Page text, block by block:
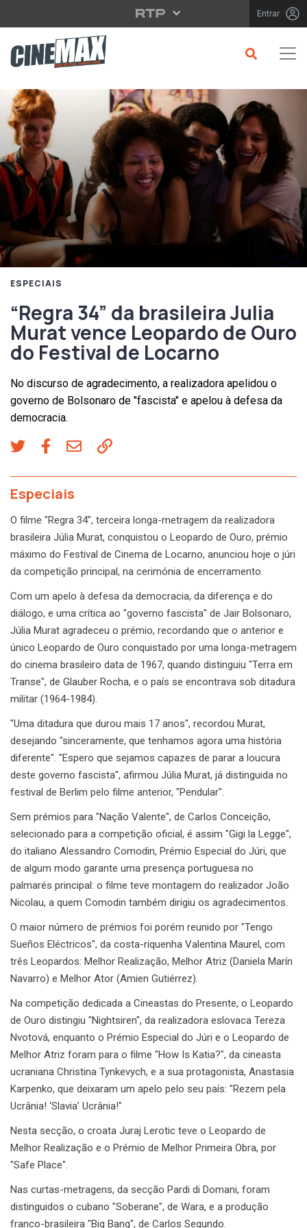
Saltar para o conteúdo principal Entrar
ESPECIAIS
“Regra 34” da brasileira Julia
Murat vence Leopardo de Ouro
do Festival de Locarno
No discurso de agradecimento, a realizadora apelidou o
governo de Bolsonaro de "fascista" e apelou à defesa da
democracia.
Especiais
O filme "Regra 34", terceira longa-metragem da realizadora
brasileira Júlia Murat, conquistou o Leopardo de Ouro, prémio
máximo do Festival de Cinema de Locarno, anunciou hoje o júri
da competição principal, na cerimónia de encerramento.
Com um apelo à defesa da democracia, da diferença e do
diálogo, e uma crítica ao "governo fascista" de Jair Bolsonaro,
Júlia Murat agradeceu o prémio, recordando que o anterior e
único Leopardo de Ouro conquistado por uma longa-metragem
do cinema brasileiro data de 1967, quando distinguiu "Terra em
Transe", de Glauber Rocha, e o país se encontrava sob ditadura
militar (1964-1984).
"Uma ditadura que durou mais 17 anos", recordou Murat,
desejando "sinceramente, que tenhamos agora uma história
diferente". "Espero que sejamos capazes de parar a loucura
deste governo fascista", afirmou Júlia Murat, já distinguida no
festival de Berlim pelo filme anterior, "Pendular".
Sem prémios para "Nação Valente", de Carlos Conceição,
selecionado para a competição oficial, é assim "Gigi la Legge",
do italiano Alessandro Comodin, Prémio Especial do Júri, que
de algum modo garante uma presença portuguesa no
palmarés principal: o filme teve montagem do realizador João
Nicolau, a quem Comodin também dirigiu os agradecimentos.
O maior número de prémios foi porém reunido por "Tengo
Sueños Eléctricos", da costa-riquenha Valentina Maurel, com
três Leopardos: Melhor Realização, Melhor Atriz (Daniela Marín
Navarro) e Melhor Ator (Amien Gutiérrez).
Na competição dedicada a Cineastas do Presente, o Leopardo
de Ouro distingiu "Nightsiren", da realizadora eslovaca Tereza
Nvotová, enquanto o Prémio Especial do Júri e o Leopardo de
Melhor Atriz foram para o filme "How Is Katia?", da cineasta
ucraniana Christina Tynkevych, e a sua protagonista, Anastasia
Karpenko, que deixaram um apelo pelo seu país: "Rezem pela
Ucrânia! ‘Slavia’ Ucrânia!"
Nesta secção, o croata Juraj Lerotic teve o Leopardo de
Melhor Realização e o Prémio de Melhor Primeira Obra, por
"Safe Place".
Nas curtas-metragens, da secção Pardi di Domani, foram
distinguidos o cubano "Soberane", de Wara, e a produção
franco-brasileira "Big Bang", de Carlos Segundo.